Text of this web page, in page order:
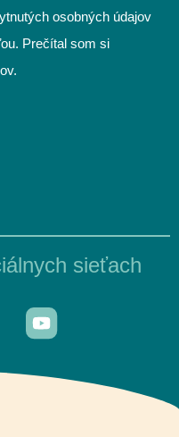
osobných údajov
Prečítal som si
sieťach